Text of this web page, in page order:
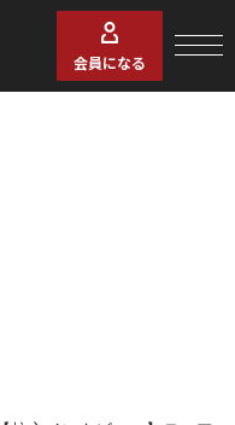
会員になる